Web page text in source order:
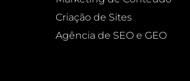
Criação de Sites
Agência de SEO e GEO